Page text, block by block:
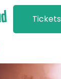
Tickets